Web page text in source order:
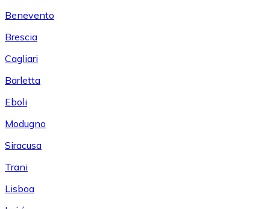
Benevento
Brescia
Cagliari
Barletta
Eboli
Modugno
Siracusa
Trani
Lisboa